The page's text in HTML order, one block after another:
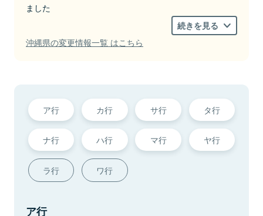
ました
続きを見る
沖縄県の変更情報一覧 はこちら
ア行 カ行 サ行 タ行
ナ行 ハ行 マ行 ヤ行
ラ行 ワ行
ア行